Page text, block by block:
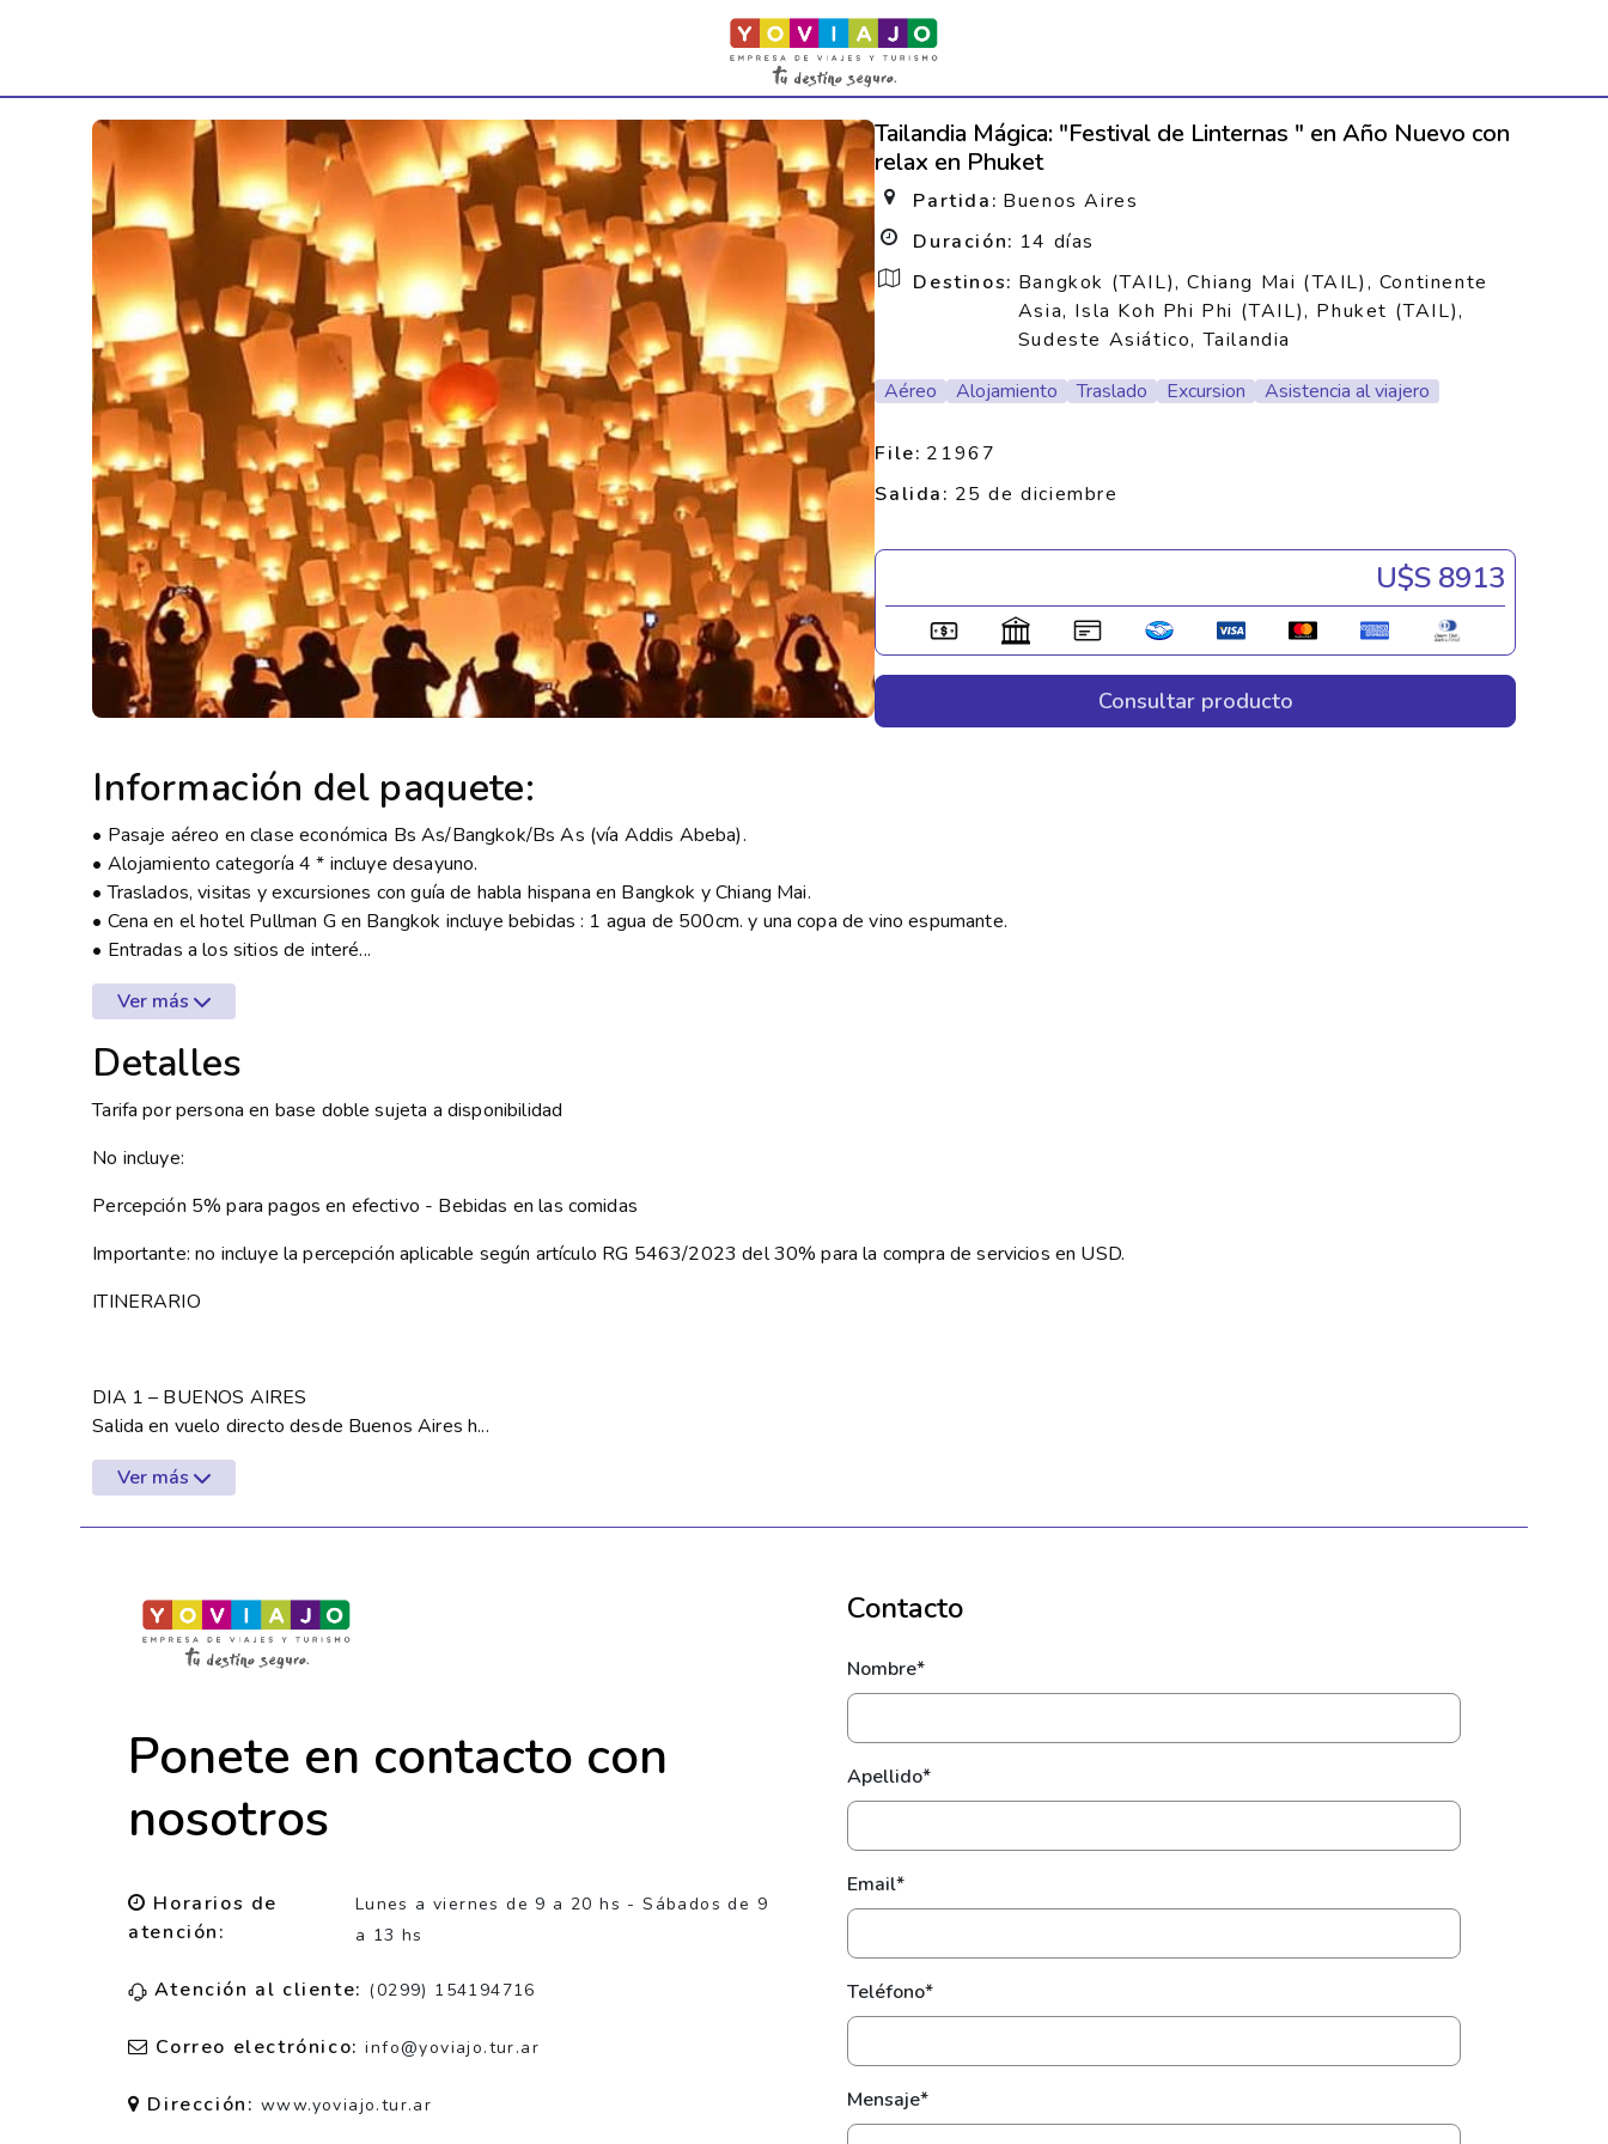
Tailandia Mágica: "Festival de Linternas " en Año Nuevo con
relax en Phuket
Partida: Buenos Aires
Duración: 14 días
Destinos: Bangkok (TAIL), Chiang Mai (TAIL), Continente
Asia, Isla Koh Phi Phi (TAIL), Phuket (TAIL),
Sudeste Asiático, Tailandia
Aéreo
Alojamiento Traslado Excursion Asistencia al viajero
File: 21967
Salida: 25 de diciembre
U$s 8913
Consultar producto
Información del paquete:
• Pasaje aéreo en clase económica Bs As/Bangkok/Bs As (vía Addis Abeba).
• Alojamiento categoría 4 * incluye desayuno.
• Traslados, visitas y excursiones con guía de habla hispana en Bangkok y Chiang Mai.
• Cena en el hotel Pullman G en Bangkok incluye bebidas : 1 agua de 500cm. y una copa de vino espumante.
• Entradas a los sitios de interé...
Ver más
Detalles
Tarifa por persona en base doble sujeta a disponibilidad
No incluye:
Percepción 5% para pagos en efectivo - Bebidas en las comidas
Importante: no incluye la percepción aplicable según artículo RG 5463/2023 del 30% para la compra de servicios en USD.
ITINERARIO
DIA 1 – BUENOS AIRES
Salida en vuelo directo desde Buenos Aires h...
Ver más
Ponete en contacto con
nosotros
Horarios de
atención:
Lunes a viernes de 9 a 20 hs - Sábados de 9
a 13 hs
Atención al cliente: (0299) 154194716
Correo electrónico:info@yoviajo.tur.ar
Dirección:www.yoviajo.tur.ar
Contacto
Nombre*
Apellido*
Email*
Teléfono*
Mensaje*